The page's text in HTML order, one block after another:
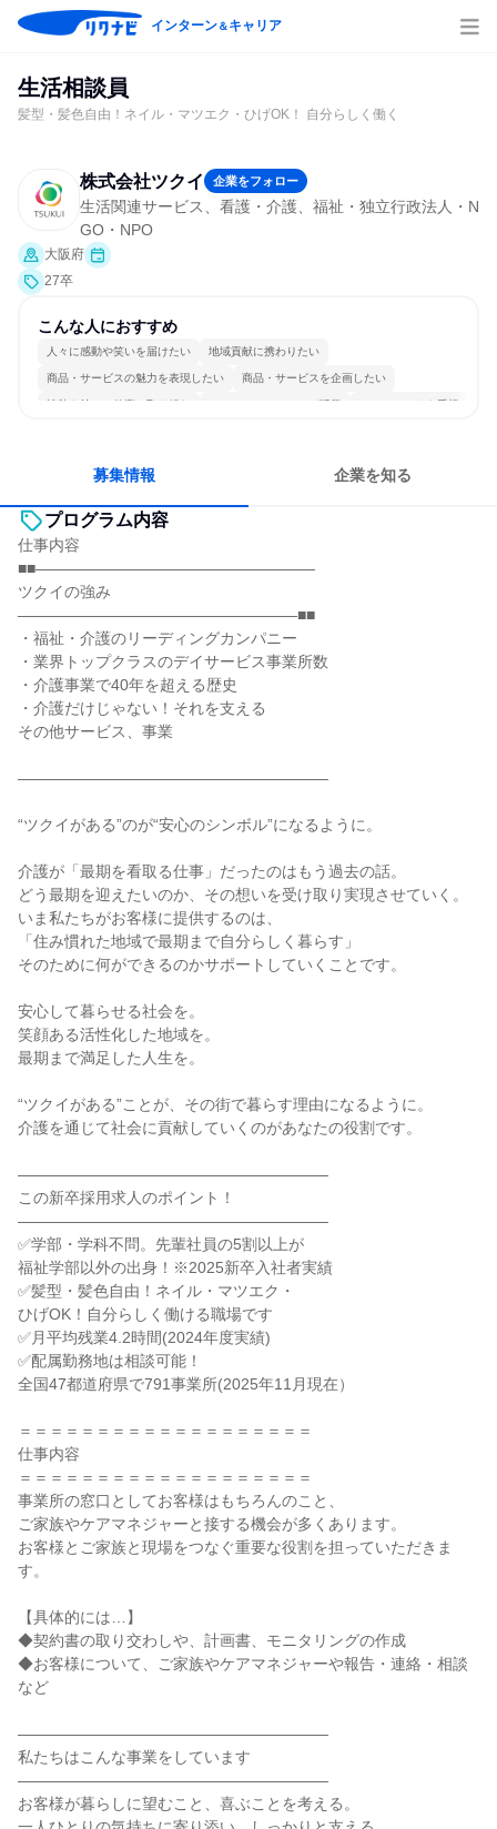
インターン＆キャリア
生活相談員
髪型・髪色自由！ネイル・マツエク・ひげOK！ 自分らしく働く
株式会社ツクイ 企業をフォロー
生活関連サービス、看護・介護、福祉・独立行政法人・N
GO・NPO
大阪府
27卒
こんな人におすすめ
人々に感動や笑いを届けたい 地域貢献に携わりたい
商品・サービスの魅力を表現したい 商品・サービスを企画したい
情熱を持って仕事に取り組む コミュニケーションが活発 チームワークを重視
募集情報 企業を知る
プログラム内容
仕事内容
■■――――――――――――――――――
ツクイの強み
――――――――――――――――――■■
・福祉・介護のリーディングカンパニー
・業界トップクラスのデイサービス事業所数
・介護事業で40年を超える歴史
・介護だけじゃない！それを支える
その他サービス、事業
――――――――――――――――――――
“ツクイがある”のが“安心のシンボル”になるように。
介護が「最期を看取る仕事」だったのはもう過去の話。
どう最期を迎えたいのか、その想いを受け取り実現させていく。
いま私たちがお客様に提供するのは、
「住み慣れた地域で最期まで自分らしく暮らす」
そのために何ができるのかサポートしていくことです。
安心して暮らせる社会を。
笑顔ある活性化した地域を。
最期まで満足した人生を。
“ツクイがある”ことが、その街で暮らす理由になるように。
介護を通じて社会に貢献していくのがあなたの役割です。
――――――――――――――――――――
この新卒採用求人のポイント！
――――――――――――――――――――
✅学部・学科不問。先輩社員の5割以上が
福祉学部以外の出身！※2025新卒入社者実績
✅髪型・髪色自由！ネイル・マツエク・
ひげOK！自分らしく働ける職場です
✅月平均残業4.2時間(2024年度実績)
✅配属勤務地は相談可能！
全国47都道府県で791事業所(2025年11月現在）
＝＝＝＝＝＝＝＝＝＝＝＝＝＝＝＝＝＝＝
仕事内容
＝＝＝＝＝＝＝＝＝＝＝＝＝＝＝＝＝＝＝
事業所の窓口としてお客様はもちろんのこと、
ご家族やケアマネジャーと接する機会が多くあります。
お客様とご家族と現場をつなぐ重要な役割を担っていただきま
す。
【具体的には…】
◆契約書の取り交わしや、計画書、モニタリングの作成
◆お客様について、ご家族やケアマネジャーや報告・連絡・相談
など
――――――――――――――――――――
私たちはこんな事業をしています
――――――――――――――――――――
お客様が暮らしに望むこと、喜ぶことを考える。